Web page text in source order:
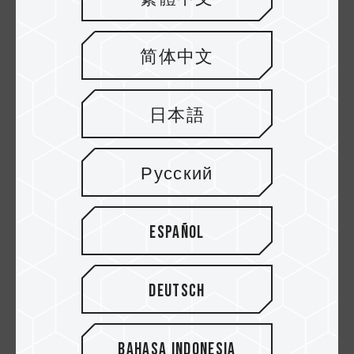
los jugadores actualizar el almacenamiento
SSD de la Steam Deck con confianza.
Si un jugador de Steam Deck elige actualizar su
SSD de consola con un TEAMGROUP MP44S
M.2 PCIe 4.0 SSD 1TB y además amplía el
almacenamiento utilizando una tarjeta T-FORCE
Gaming A2 Card 1TB, podrá obtener un total de
2TB de espacio de almacenamiento. Teniendo
简体中文
日本語
Русский
Español
Deutsch
Bahasa Indonesia